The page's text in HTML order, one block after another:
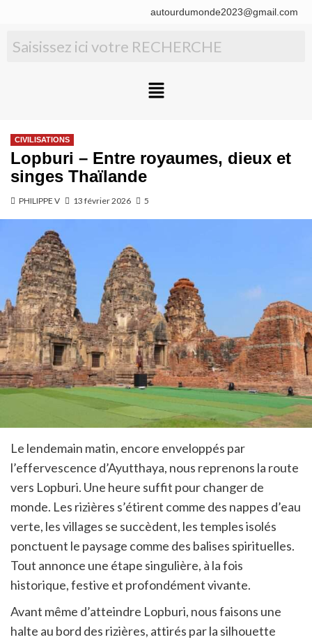
autourdumonde2023@gmail.com
CIVILISATIONS
Lopburi – Entre royaumes, dieux et
singes Thaïlande
PHILIPPE V 13 février 2026 5
Le lendemain matin, encore enveloppés par
l’effervescence d’Ayutthaya, nous reprenons la route
vers Lopburi. Une heure suffit pour changer de
monde. Les rizières s’étirent comme des nappes d’eau
verte, les villages se succèdent, les temples isolés
ponctuent le paysage comme des balises spirituelles.
Tout annonce une étape singulière, à la fois
historique, festive et profondément vivante.
Avant même d’atteindre Lopburi, nous faisons une
halte au bord des rizières, attirés par la silhouette